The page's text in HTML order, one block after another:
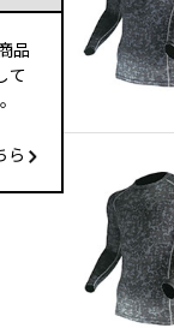
品
て
ら